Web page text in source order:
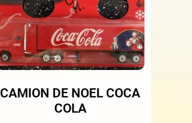
CAMION DE NOEL COCA
COLA